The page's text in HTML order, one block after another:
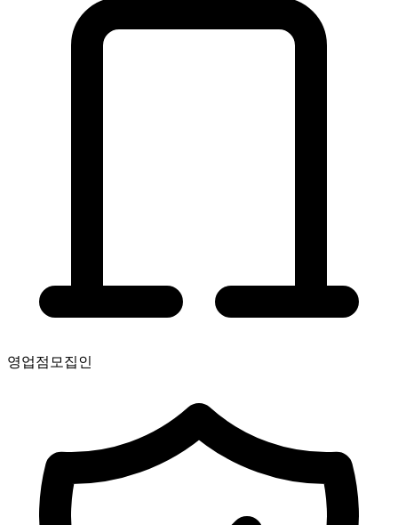
영업점 모집인